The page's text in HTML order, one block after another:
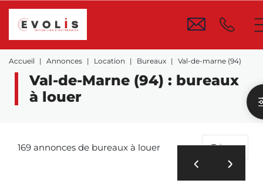
Accueil Annonces Location Bureaux Val-de-marne (94)
Val-de-Marne (94) : bureaux
à louer
169 annonces de bureaux à louer Trier